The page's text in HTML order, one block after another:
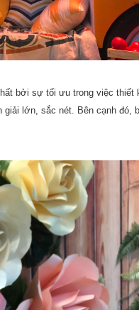
bởi sự tối ưu trong việc thiết
lớn, sắc nét. Bên cạnh đó,